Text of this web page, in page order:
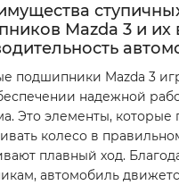
Mazda 3 и их
подшипники Mazda 3
надежной
Это элементы, которые
колесо в
плавный ход.
автомобиль